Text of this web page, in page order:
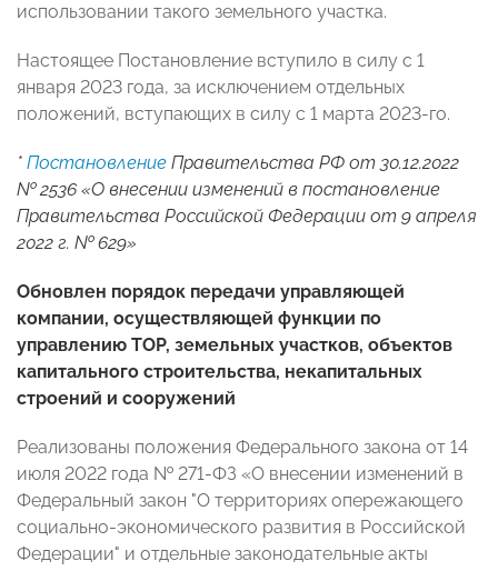
использовании такого земельного участка.
Настоящее Постановление вступило в силу с 1
января 2023 года, за исключением отдельных
положений, вступающих в силу с 1 марта 2023-го.
* Постановление Правительства РФ от 30.12.2022
№ 2536 «О внесении изменений в постановление
Правительства Российской Федерации от 9 апреля
2022 г. № 629»
Обновлен порядок передачи управляющей
компании, осуществляющей функции по
управлению ТОР, земельных участков, объектов
капитального строительства, некапитальных
строений и сооружений
Реализованы положения Федерального закона от 14
июля 2022 года № 271-ФЗ «О внесении изменений в
Федеральный закон "О территориях опережающего
социально-экономического развития в Российской
Федерации" и отдельные законодательные акты